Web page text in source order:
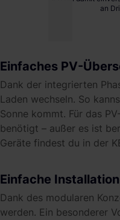
an
Einfaches PV-
Dank der integrierten
Laden wechseln. So
Sonne kommt. Für das
benötigt – außer es ist
Geräte findest du in der
Einfache Installation
Dank des modularen
werden. Ein besonderer